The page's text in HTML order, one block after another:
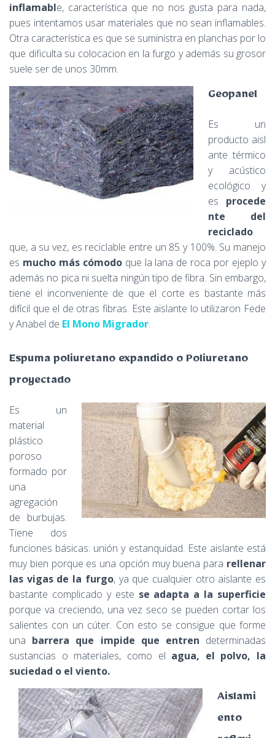
inflamable, característica que no nos gusta para nada,
pues intentamos usar materiales que no sean inflamables.
Otra característica es que se suministra en planchas por lo
que dificulta su colocacion en la furgo y además su grosor
suele ser de unos 30mm.
Geopanel
Es un
producto aisl
ante térmico
y acústico
ecológico y
es
procede
nte del
reciclado
que, a su vez, es reciclable entre un 85 y 100%. Su manejo
es mucho más cómodo que la lana de roca por ejeplo y
además no pica ni suelta ningún tipo de fibra. Sin embargo,
tiene el inconveniente de que el corte es bastante más
difícil que el de otras fibras. Este aislante lo utilizaron Fede
y Anabel de El Mono Migrador.
Espuma poliuretano expandido o Poliuretano
proyectado
Es un
material
plástico
poroso
formado por
una
agregación
de burbujas.
Tiene dos
funciones básicas: unión y estanquidad. Este aislante está
muy bien porque es una opción muy buena para rellenar
las vigas de la furgo, ya que cualquier otro aislante es
bastante complicado y este se adapta a la superficie
porque va creciendo, una vez seco se pueden cortar los
salientes con un cúter. Con esto se consigue que forme
una barrera que impide que entren determinadas
sustancias o materiales, como el agua, el polvo, la
suciedad o el viento.
Aislami
ento